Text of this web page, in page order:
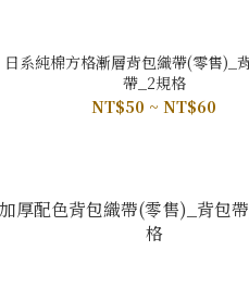
日系純棉方格漸層背包織帶(零售)_
帶_2規格
NT$50 ~ NT$60